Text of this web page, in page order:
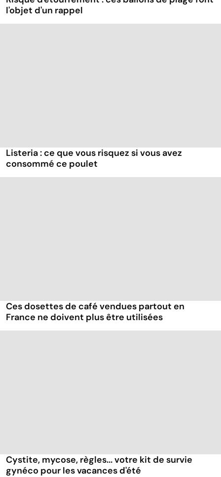
l'objet d'un rappel
Listeria : ce que vous risquez si vous avez
consommé ce poulet
Ces dosettes de café vendues partout en
France ne doivent plus être utilisées
Cystite, mycose, règles... votre kit de survie
gynéco pour les vacances d'été